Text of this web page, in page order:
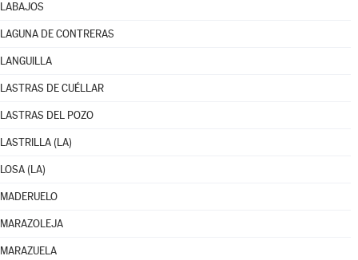
LABAJOS
LAGUNA DE CONTRERAS
LANGUILLA
LASTRAS DE CUÉLLAR
LASTRAS DEL POZO
LASTRILLA (LA)
LOSA (LA)
MADERUELO
MARAZOLEJA
MARAZUELA